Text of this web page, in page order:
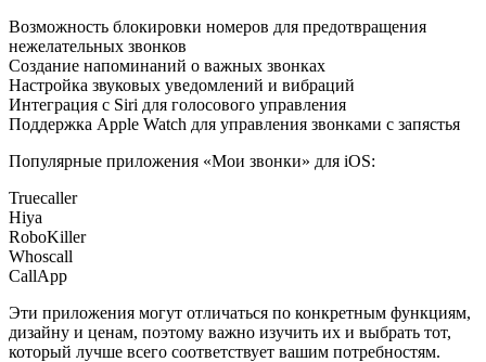
Возможность блокировки номеров для предотвращения
нежелательных звонков
Создание напоминаний о важных звонках
Настройка звуковых уведомлений и вибраций
Интеграция с Siri для голосового управления
Поддержка Apple Watch для управления звонками с запястья
Популярные приложения «Мои звонки» для iOS:
Truecaller
Hiya
RoboKiller
Whoscall
CallApp
Эти приложения могут отличаться по конкретным функциям,
дизайну и ценам, поэтому важно изучить их и выбрать тот,
который лучше всего соответствует вашим потребностям.